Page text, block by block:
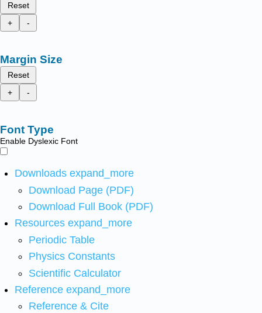
Reset
+
-
Margin Size
Reset
+
-
Font Type
Enable Dyslexic Font
Downloads expand_more
Download Page (PDF)
Download Full Book (PDF)
Resources expand_more
Periodic Table
Physics Constants
Scientific Calculator
Reference expand_more
Reference & Cite